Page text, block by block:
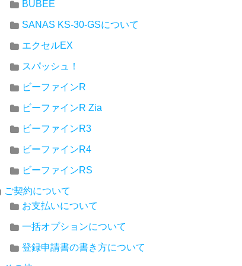
BUBEE
SANAS KS-30-GSについて
エクセルEX
スパッシュ！
ビーファインR
ビーファインR Zia
ビーファインR3
ビーファインR4
ビーファインRS
ご契約について
お支払いについて
一括オプションについて
登録申請書の書き方について